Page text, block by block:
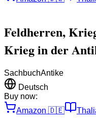
Feldherren,
Krieg in der
SachbuchAntike
Deutsch
Buy now:
Amazon 🇩🇪